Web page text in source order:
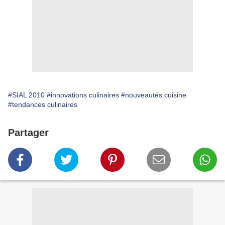
#SIAL 2010 #innovations culinaires #nouveautés cuisine
#tendances culinaires
Partager